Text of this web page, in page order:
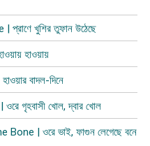
খুশির তুফান উঠেছে
হাওয়ায়
বাদল-দিনে
গৃহবাসী খোল, দ্বার খোল
| ওরে ভাই, ফাগুন লেগেছে বনে